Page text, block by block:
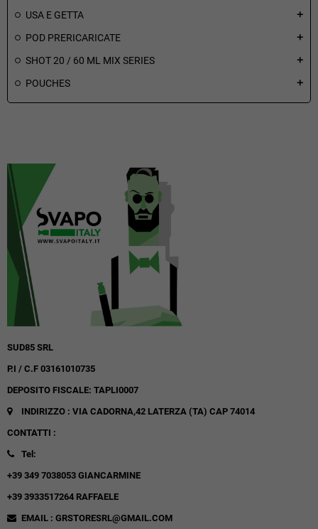
USA E GETTA add
POD PRERICARICATE add
SHOT 20 / 60 ML MIX SERIES add
POUCHES add
SUD85 SRL
P.I / C.F 03161010735
DEPOSITO FISCALE: TAPLI0007
INDIRIZZO : VIA CADORNA,42 LATERZA (TA) CAP 74014
CONTATTI :
Tel:
+39 349 7038053 GIANCARMINE
+39 3933517264 RAFFAELE
EMAIL : GRSTORESRL@GMAIL.COM